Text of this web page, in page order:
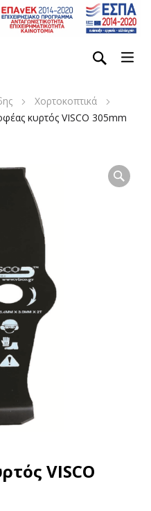
Χορτοκοπτικά
κυρτός VISCO 305mm
VISCO